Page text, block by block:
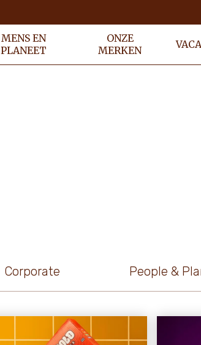
MENS EN
PLANEET
ONZE
MERKEN
Corporate People &